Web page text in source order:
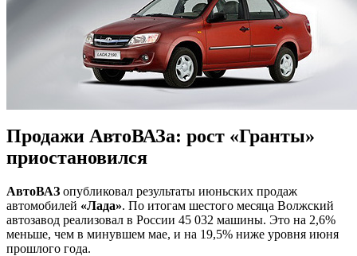
Продажи АвтоВАЗа: рост «Гранты»
приостановился
АвтоВАЗ опубликовал результаты июньских продаж
автомобилей «Лада». По итогам шестого месяца Волжский
автозавод реализовал в России 45 032 машины. Это на 2,6%
меньше, чем в минувшем мае, и на 19,5% ниже уровня июня
прошлого года.